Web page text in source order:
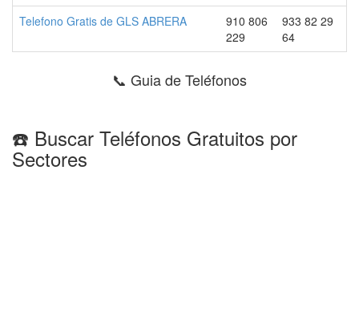
Telefono Gratis de GLS ABRERA
910 806
229
933 82 29
64
📞 Guia de Teléfonos
☎️ Buscar Teléfonos Gratuitos por
Sectores